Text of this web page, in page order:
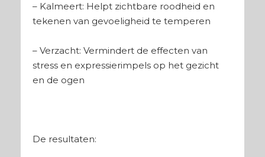
– Kalmeert: Helpt zichtbare roodheid en
tekenen van gevoeligheid te temperen
– Verzacht: Vermindert de effecten van
stress en expressierimpels op het gezicht
en de ogen
De resultaten: